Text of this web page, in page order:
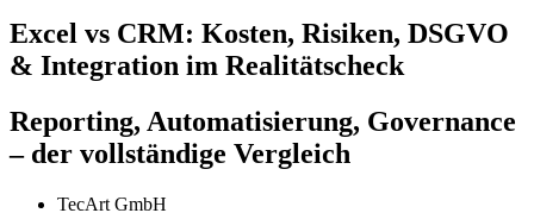
Excel vs CRM: Kosten, Risiken, DSGVO
& Integration im Realitätscheck
Reporting, Automatisierung, Governance
– der vollständige Vergleich
TecArt GmbH